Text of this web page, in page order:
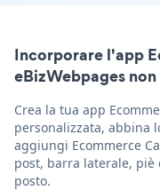
Incorporare l'app
eBizWebpages
Crea la tua app
personalizzata, abbina
aggiungi Ecommerce
post, barra laterale,
posto.